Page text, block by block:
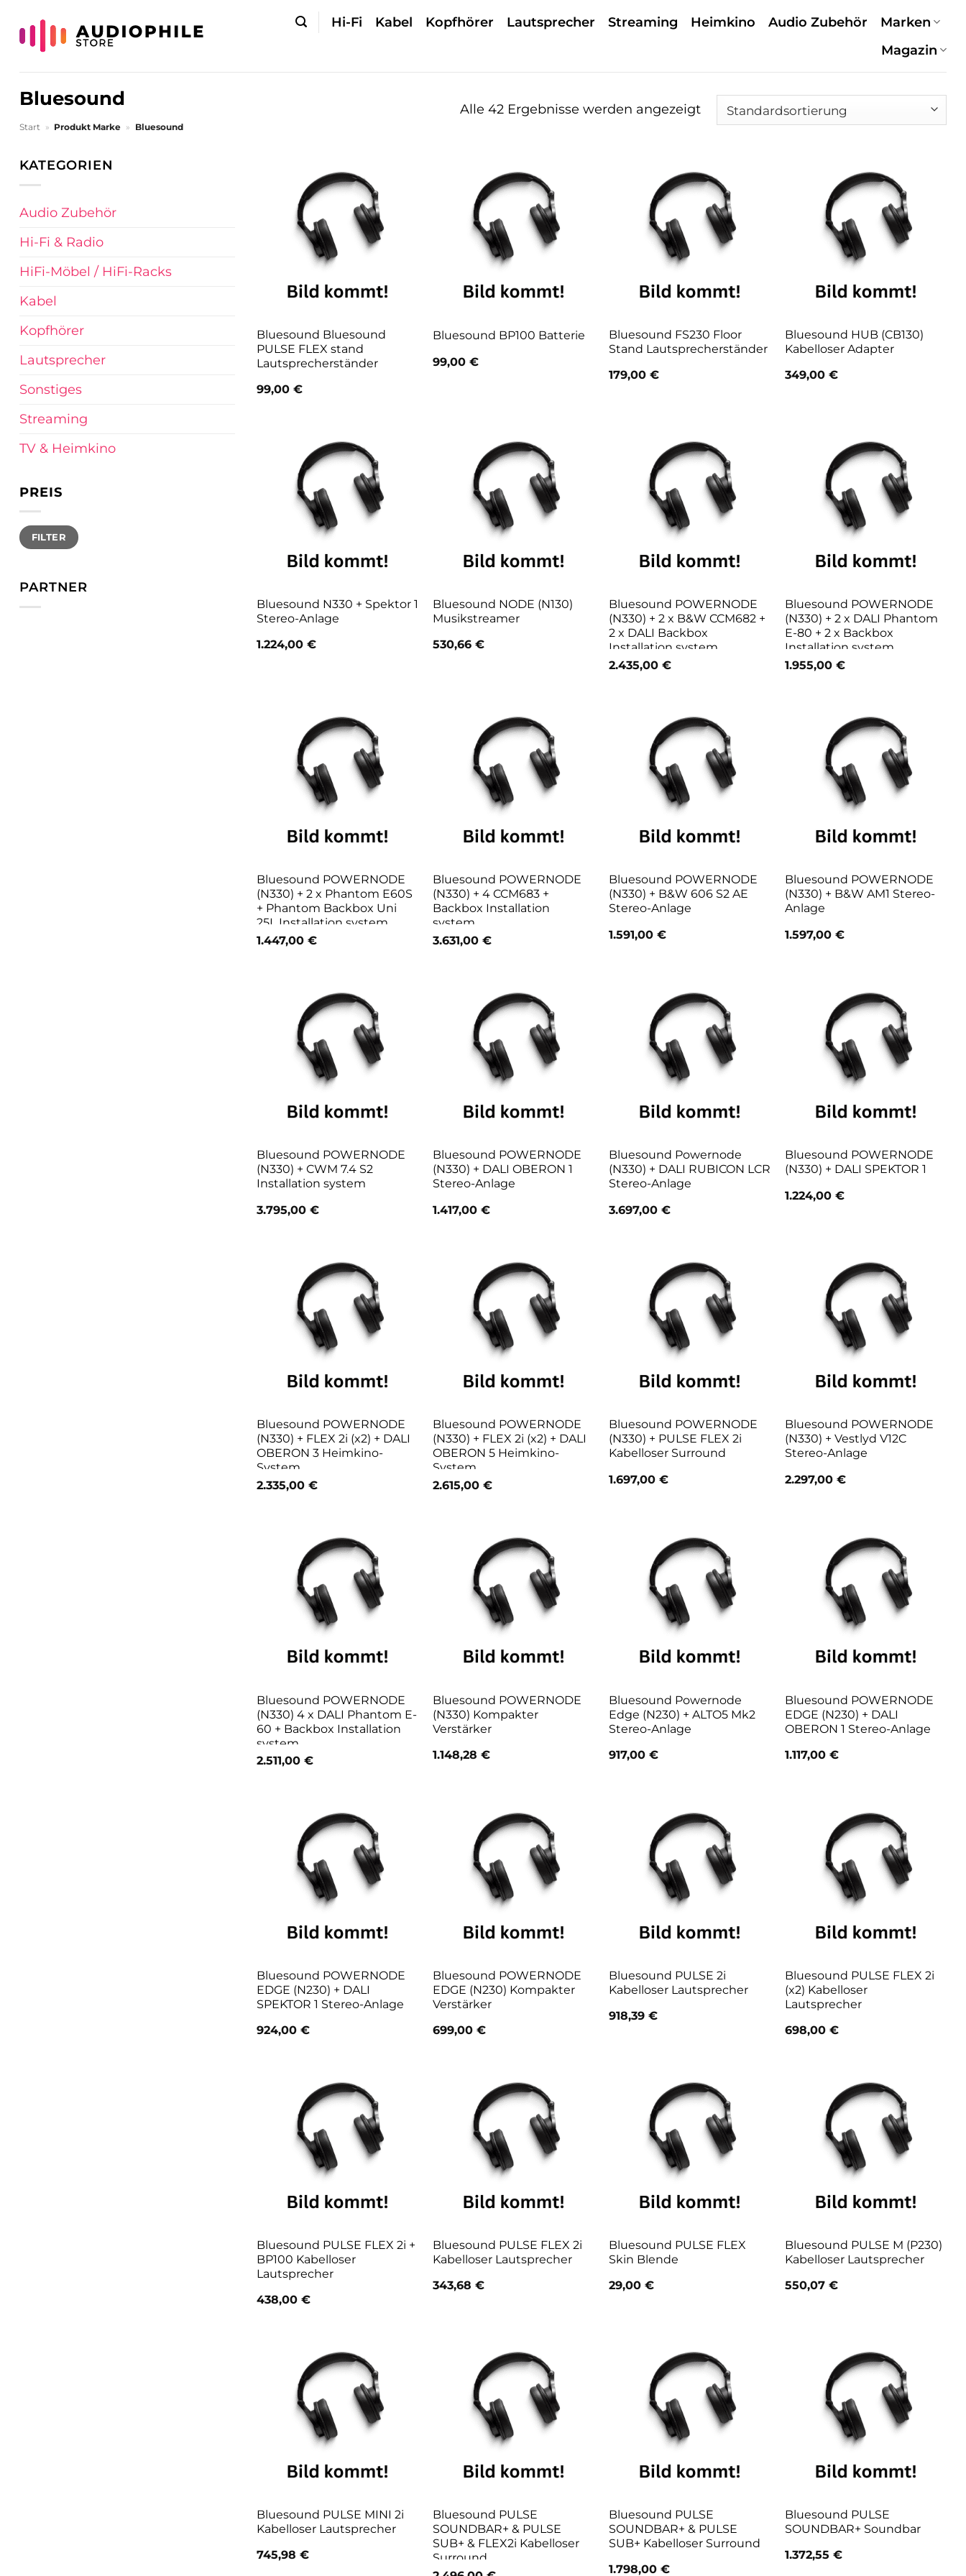
Inhalt
springen
Hi-Fi Kabel Kopfhörer Lautsprecher Streaming Heimkino Audio Zubehör
Marken
Magazin
Bluesound
Start » Produkt Marke » Bluesound
Alle 42 Ergebnisse werden angezeigt
KATEGORIEN
Audio Zubehör
Hi-Fi & Radio
HiFi-Möbel / HiFi-Racks
Kabel
Kopfhörer
Lautsprecher
Sonstiges
Streaming
TV & Heimkino
PREIS
Min.
Preis
Max.
PreisFILTER
PARTNER
Bluesound Bluesound
PULSE FLEX stand
Lautsprecherständer
99,00 €
Bluesound BP100 Batterie
99,00 €
Bluesound FS230 Floor
Stand Lautsprecherständer
179,00 €
Bluesound HUB (CB130)
Kabelloser Adapter
349,00 €
Bluesound N330 + Spektor 1
Stereo-Anlage
1.224,00 €
Bluesound NODE (N130)
Musikstreamer
530,66 €
Bluesound POWERNODE
(N330) + 2 x B&W CCM682 +
2 x DALI Backbox
Installation system
2.435,00 €
Bluesound POWERNODE
(N330) + 2 x DALI Phantom
E-80 + 2 x Backbox
Installation system
1.955,00 €
Bluesound POWERNODE
(N330) + 2 x Phantom E60S
+ Phantom Backbox Uni
25L Installation system
1.447,00 €
Bluesound POWERNODE
(N330) + 4 CCM683 +
Backbox Installation
system
3.631,00 €
Bluesound POWERNODE
(N330) + B&W 606 S2 AE
Stereo-Anlage
1.591,00 €
Bluesound POWERNODE
(N330) + B&W AM1 Stereo-
Anlage
1.597,00 €
Bluesound POWERNODE
(N330) + CWM 7.4 S2
Installation system
3.795,00 €
Bluesound POWERNODE
(N330) + DALI OBERON 1
Stereo-Anlage
1.417,00 €
Bluesound Powernode
(N330) + DALI RUBICON LCR
Stereo-Anlage
3.697,00 €
Bluesound POWERNODE
(N330) + DALI SPEKTOR 1
1.224,00 €
Bluesound POWERNODE
(N330) + FLEX 2i (x2) + DALI
OBERON 3 Heimkino-
System
2.335,00 €
Bluesound POWERNODE
(N330) + FLEX 2i (x2) + DALI
OBERON 5 Heimkino-
System
2.615,00 €
Bluesound POWERNODE
(N330) + PULSE FLEX 2i
Kabelloser Surround
1.697,00 €
Bluesound POWERNODE
(N330) + Vestlyd V12C
Stereo-Anlage
2.297,00 €
Bluesound POWERNODE
(N330) 4 x DALI Phantom E-
60 + Backbox Installation
system
2.511,00 €
Bluesound POWERNODE
(N330) Kompakter
Verstärker
1.148,28 €
Bluesound Powernode
Edge (N230) + ALTO5 Mk2
Stereo-Anlage
917,00 €
Bluesound POWERNODE
EDGE (N230) + DALI
OBERON 1 Stereo-Anlage
1.117,00 €
Bluesound POWERNODE
EDGE (N230) + DALI
SPEKTOR 1 Stereo-Anlage
924,00 €
Bluesound POWERNODE
EDGE (N230) Kompakter
Verstärker
699,00 €
Bluesound PULSE 2i
Kabelloser Lautsprecher
918,39 €
Bluesound PULSE FLEX 2i
(x2) Kabelloser
Lautsprecher
698,00 €
Bluesound PULSE FLEX 2i +
BP100 Kabelloser
Lautsprecher
438,00 €
Bluesound PULSE FLEX 2i
Kabelloser Lautsprecher
343,68 €
Bluesound PULSE FLEX
Skin Blende
29,00 €
Bluesound PULSE M (P230)
Kabelloser Lautsprecher
550,07 €
Bluesound PULSE MINI 2i
Kabelloser Lautsprecher
745,98 €
Bluesound PULSE
SOUNDBAR+ & PULSE
SUB+ & FLEX2i Kabelloser
Surround
Bluesound PULSE
SOUNDBAR+ & PULSE
SUB+ Kabelloser Surround
1.798,00 €
Bluesound PULSE
SOUNDBAR+ Soundbar
1.372,55 €